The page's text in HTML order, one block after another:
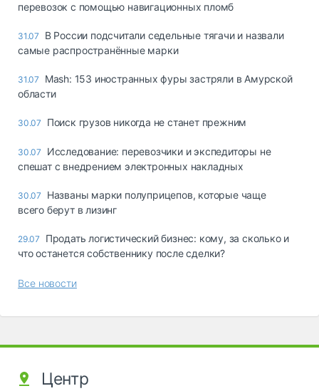
перевозок с помощью навигационных пломб
31.07
В России подсчитали седельные тягачи и назвали
самые распространённые марки
31.07
Mash: 153 иностранных фуры застряли в Амурской
области
30.07 Поиск грузов никогда не станет прежним
30.07
Исследование: перевозчики и экспедиторы не
спешат с внедрением электронных накладных
30.07
Названы марки полуприцепов, которые чаще
всего берут в лизинг
29.07
Продать логистический бизнес: кому, за сколько и
что останется собственнику после сделки?
Все новости
Центр